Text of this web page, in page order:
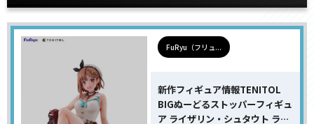
FuRyu（フリュ...
新作フィギュア情報TENITOL
BIGぬーどるストッパーフィギュ
ア ライザリン・シュタウト ライ